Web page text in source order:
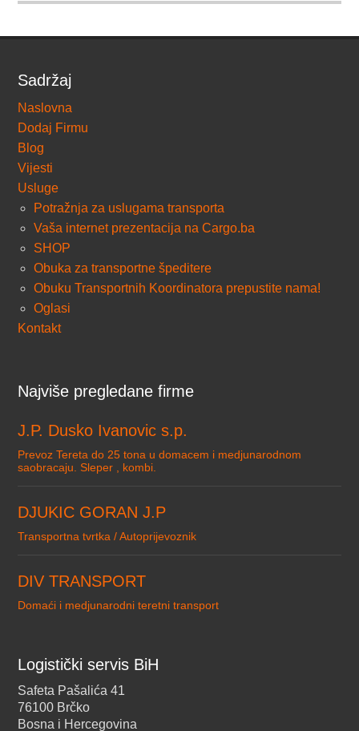
Sadržaj
Naslovna
Dodaj Firmu
Blog
Vijesti
Usluge
Potražnja za uslugama transporta
Vaša internet prezentacija na Cargo.ba
SHOP
Obuka za transportne špeditere
Obuku Transportnih Koordinatora prepustite nama!
Oglasi
Kontakt
Najviše pregledane firme
J.P. Dusko Ivanovic s.p.
Prevoz Tereta do 25 tona u domacem i medjunarodnom
saobracaju. Sleper , kombi.
DJUKIC GORAN J.P
Transportna tvrtka / Autoprijevoznik
DIV TRANSPORT
Domaći i medjunarodni teretni transport
Logistički servis BiH
Safeta Pašalića 41
76100 Brčko
Bosna i Hercegovina